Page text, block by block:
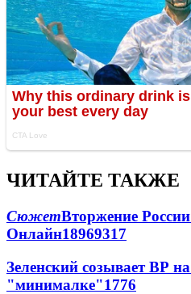
ЧИТАЙТЕ ТАКЖЕ
СюжетВторжение
Онлайн18969317
Зеленский созывает ВР
"минималке"1776